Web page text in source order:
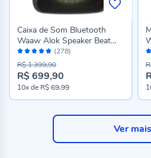
Avaliação:
98%
(278)
Caixa de Som Bluetooth
Waaw Alok Speaker Beat
1000
Preço
especial
R$ 699,90
R$ 1.399,90
10xde R$ 69,99
Ver mais